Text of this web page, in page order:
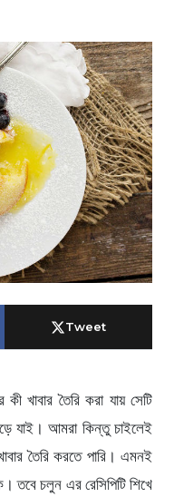
Tweet
খাবার তৈরি করা যায় সেটি
যাই। আমরা কিন্তু চাইলেই
তৈরি করতে পারি। এমনই
তবে চলুন এর রেসিপিটি শিখে